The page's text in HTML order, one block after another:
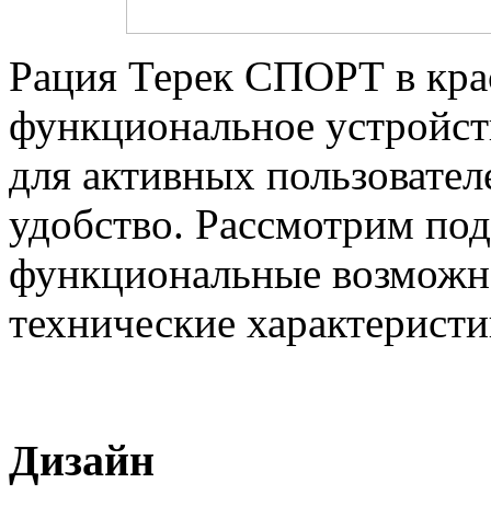
Рация Терек СПОРТ в
функциональное
для активных
удобство. Рассмотрим
функциональные
технические
Дизайн